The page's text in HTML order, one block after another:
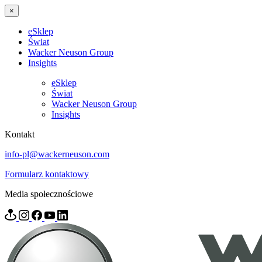
×
eSklep
Świat
Wacker Neuson Group
Insights
eSklep
Świat
Wacker Neuson Group
Insights
Kontakt
info-pl@wackerneuson.com
Formularz kontaktowy
Media społecznościowe